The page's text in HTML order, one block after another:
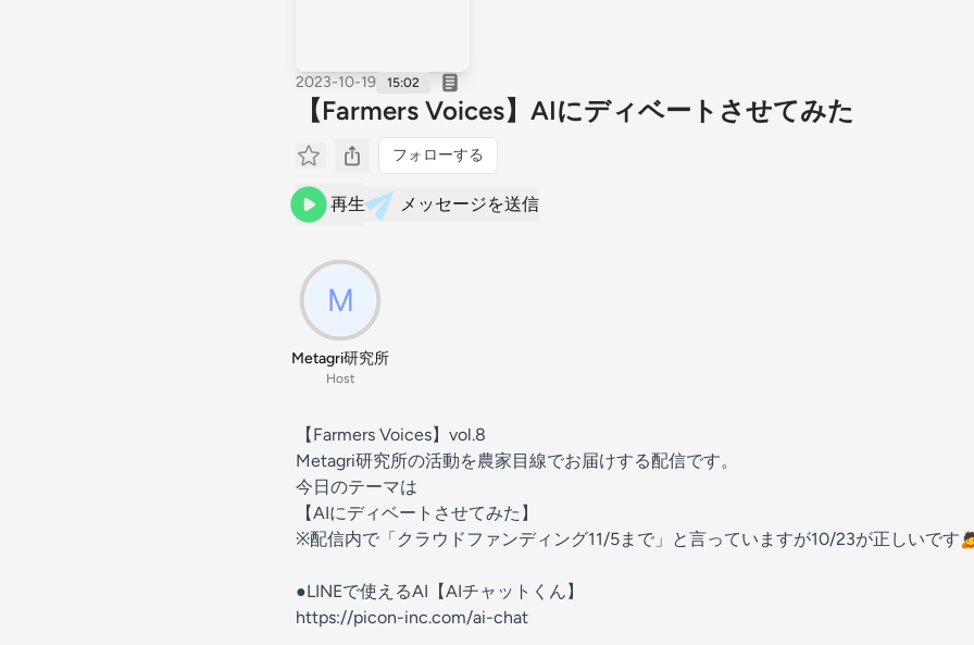
2023-10-19 15:02
【Farmers Voices】AIにディベートさせてみた
フォローする
再生 メッセージを送信
Metagri研究所
Host
【Farmers Voices】vol.8
Metagri研究所の活動を農家目線でお届けする配信です。
今日のテーマは
【AIにディベートさせてみた】
※配信内で「クラウドファンディング11/5まで」と言っていますが10/23が正しいです
●LINEで使えるAI【AIチャットくん】
https://picon-inc.com/ai-chat